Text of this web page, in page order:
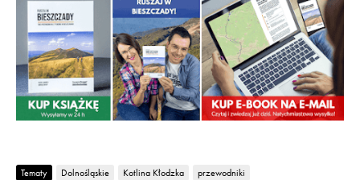
Tematy Dolnośląskie Kotlina Kłodzka
przewodniki